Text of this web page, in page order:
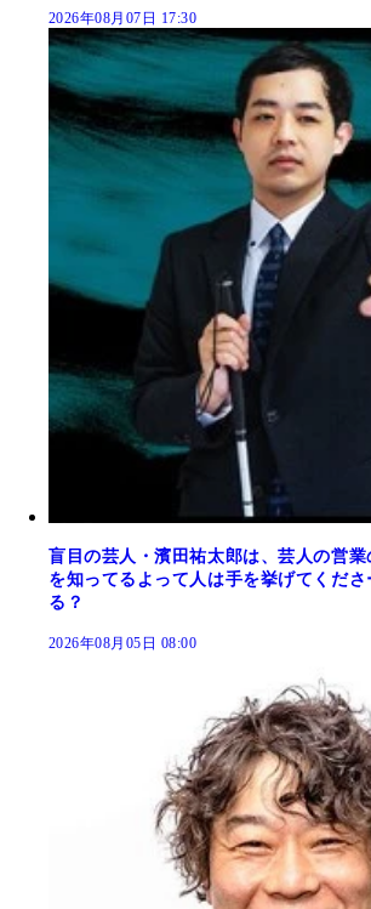
2026年08月07日 17:30
盲目の芸人・濱田祐太郎は、芸人の営業
を知ってるよって人は手を挙げてくだ
る？
2026年08月05日 08:00